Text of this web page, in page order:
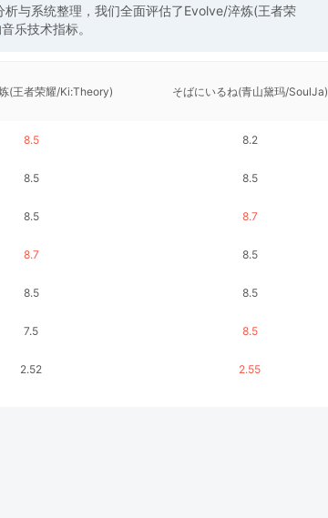
与系统整理，我们全面评估了Evolve/淬炼(王者荣
乐技术指标。
(王者荣耀/Ki:Theory)
8.5
8.5
8.5
8.7
8.5
7.5
2.52
そばにいるね(青山黛玛/SoulJa)
8.2
8.5
8.7
8.5
8.5
8.5
2.55